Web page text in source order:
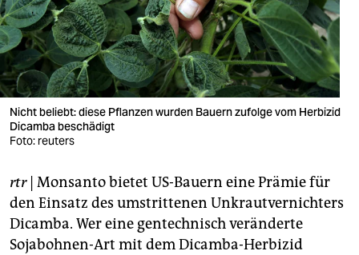
wahrheit
verlag
verlag
veranstaltungen
shop
fragen & hilfe
unterstützen
abo
Nicht beliebt: diese Pflanzen wurden Bauern zufolge vom Herbizid
Dicamba beschädigt
Foto: reuters
rtr| Monsanto bietet US-Bauern eine Prämie für
den Einsatz des umstrittenen Unkrautvernichters
Dicamba. Wer eine gentechnisch veränderte
Sojabohnen-Art mit dem Dicamba-Herbizid